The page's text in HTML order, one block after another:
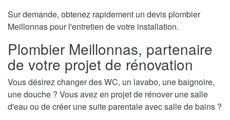
Sur demande, obtenez rapidement un devis plombier
Meillonnas pour l'entretien de votre installation.
Plombier Meillonnas, partenaire
de votre projet de rénovation
Vous désirez changer des WC, un lavabo, une baignoire,
une douche ? Vous avez en projet de rénover une salle
d'eau ou de créer une suite parentale avec salle de bains ?